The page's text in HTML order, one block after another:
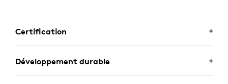
Certification
CERTIFIÉ POUR LES
PROFESSIONNELS
Développement durable